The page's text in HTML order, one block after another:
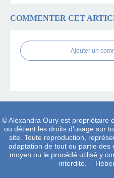
COMMENTER CET
Ajouter un
© Alexandra Oury est propriétaire
ou détient les droits d’usage sur
site. Toute reproduction,
adaptation de tout ou partie des
moyen ou le procédé utilisé y
interdite. -